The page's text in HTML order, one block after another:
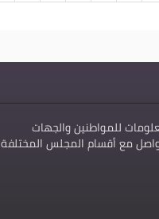
للمواطنين والجهات
مع أقسام المجلس المختلفة